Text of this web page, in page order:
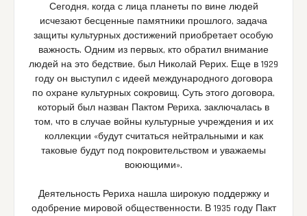
Сегодня, когда с лица планеты по вине людей
исчезают бесценные памятники прошлого, задача
защиты культурных достижений приобретает особую
важность. Одним из первых, кто обратил внимание
людей на это бедствие, был Николай Рерих. Еще в 1929
году он выступил с идеей международного договора
по охране культурных сокровищ. Суть этого договора,
который был назван Пактом Рериха, заключалась в
том, что в случае войны культурные учреждения и их
коллекции «будут считаться нейтральными и как
таковые будут под покровительством и уважаемы
воюющими».
Деятельность Рериха нашла широкую поддержку и
одобрение мировой общественности. В 1935 году Пакт